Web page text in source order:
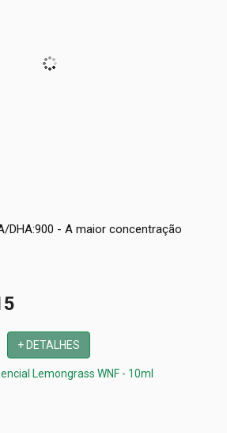
DHA:900 - A maior concentração
+ DETALHES